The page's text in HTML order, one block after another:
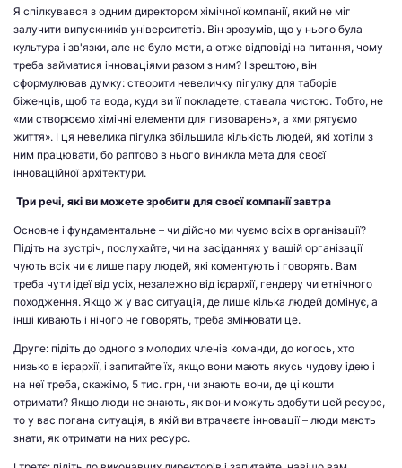
Я спілкувався з одним директором хімічної компанії, який не міг
залучити випускників університетів. Він зрозумів, що у нього була
культура і зв'язки, але не було мети, а отже відповіді на питання, чому
треба займатися інноваціями разом з ним? І зрештою, він
сформулював думку: створити невеличку пігулку для таборів
біженців, щоб та вода, куди ви її покладете, ставала чистою. Тобто, не
«ми створюємо хімічні елементи для пивоварень», а «ми рятуємо
життя». І ця невелика пігулка збільшила кількість людей, які хотіли з
ним працювати, бо раптово в нього виникла мета для своєї
інноваційної архітектури.
Три речі, які ви можете зробити для своєї компанії завтра
Основне і фундаментальне – чи дійсно ми чуємо всіх в організації?
Підіть на зустріч, послухайте, чи на засіданнях у вашій організації
чують всіх чи є лише пару людей, які коментують і говорять. Вам
треба чути ідеї від усіх, незалежно від ієрархії, гендеру чи етнічного
походження. Якщо ж у вас ситуація, де лише кілька людей домінує, а
інші кивають і нічого не говорять, треба змінювати це.
Друге: підіть до одного з молодих членів команди, до когось, хто
низько в ієрархії, і запитайте їх, якщо вони мають якусь чудову ідею і
на неї треба, скажімо, 5 тис. грн, чи знають вони, де ці кошти
отримати? Якщо люди не знають, як вони можуть здобути цей ресурс,
то у вас погана ситуація, в якій ви втрачаєте інновації – люди мають
знати, як отримати на них ресурс.